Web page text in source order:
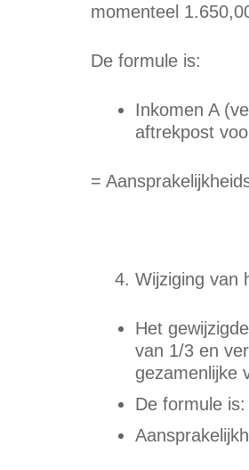
momenteel
De formule is:
Inkomen A
aftrekpost
=
Wijziging van
Het
van 1/3 en
gezamenlijke
De formule is: